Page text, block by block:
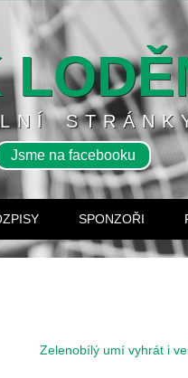
Jsme na facebooku
SPONZOŘI
Zelenobílý umí vyhrát i